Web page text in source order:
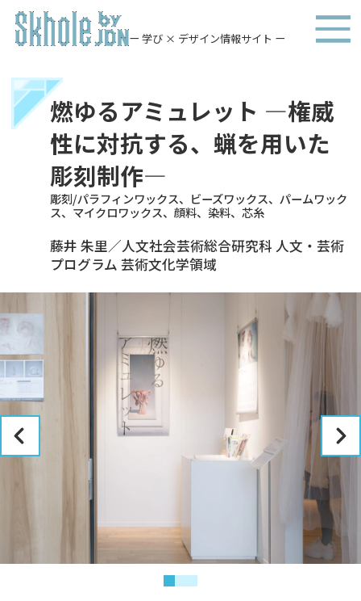
ー 学び × デザイン情報サイト ー
燃ゆるアミュレット ―権威
性に対抗する、蝋を用いた
彫刻制作―
彫刻/パラフィンワックス、ビーズワックス、パームワック
ス、マイクロワックス、顔料、染料、芯糸
藤井 朱里／人文社会芸術総合研究科 人文・芸術
プログラム 芸術文化学領域